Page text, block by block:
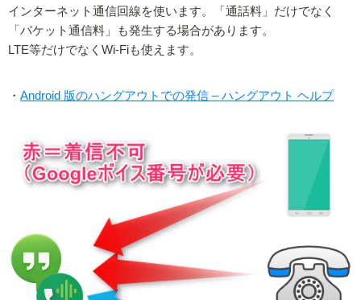
インターネット通信回線を使います。「通話料」だけでなく
「パケット通信料」も発生する場合があります。
LTE等だけでなくWi-Fiも使えます。
・ Android 版のハングアウトでの発信 – ハングアウト ヘルプ